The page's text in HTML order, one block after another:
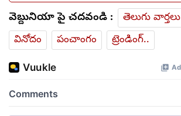
వెబ్దునియా పై చదవండి : తెలుగు వార్తలు
వినోదం
పంచాంగం ట్రెండింగ్..